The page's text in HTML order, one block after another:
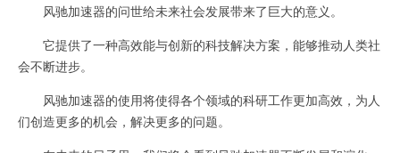
风驰加速器的问世给未来社会发展带来了巨大的意义。
它提供了一种高效能与创新的科技解决方案，能够推动人类社
会不断进步。
风驰加速器的使用将使得各个领域的科研工作更加高效，为人
们创造更多的机会，解决更多的问题。